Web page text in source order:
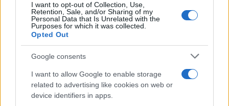
I want to opt-out of Collection, Use,
Retention, Sale, and/or Sharing of my
Personal Data that Is Unrelated with the
Purposes for which it was collected.
Opted Out
Google consents
I want to allow Google to enable storage
related to advertising like cookies on web or
device identifiers in apps.